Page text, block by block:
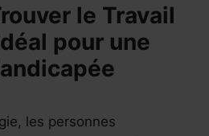
le Travail
pour une
les personnes